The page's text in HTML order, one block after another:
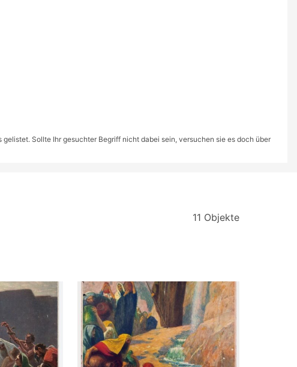
Sollte Ihr gesuchter Begriff nicht dabei sein, versuchen sie es doch über
11 Objekte